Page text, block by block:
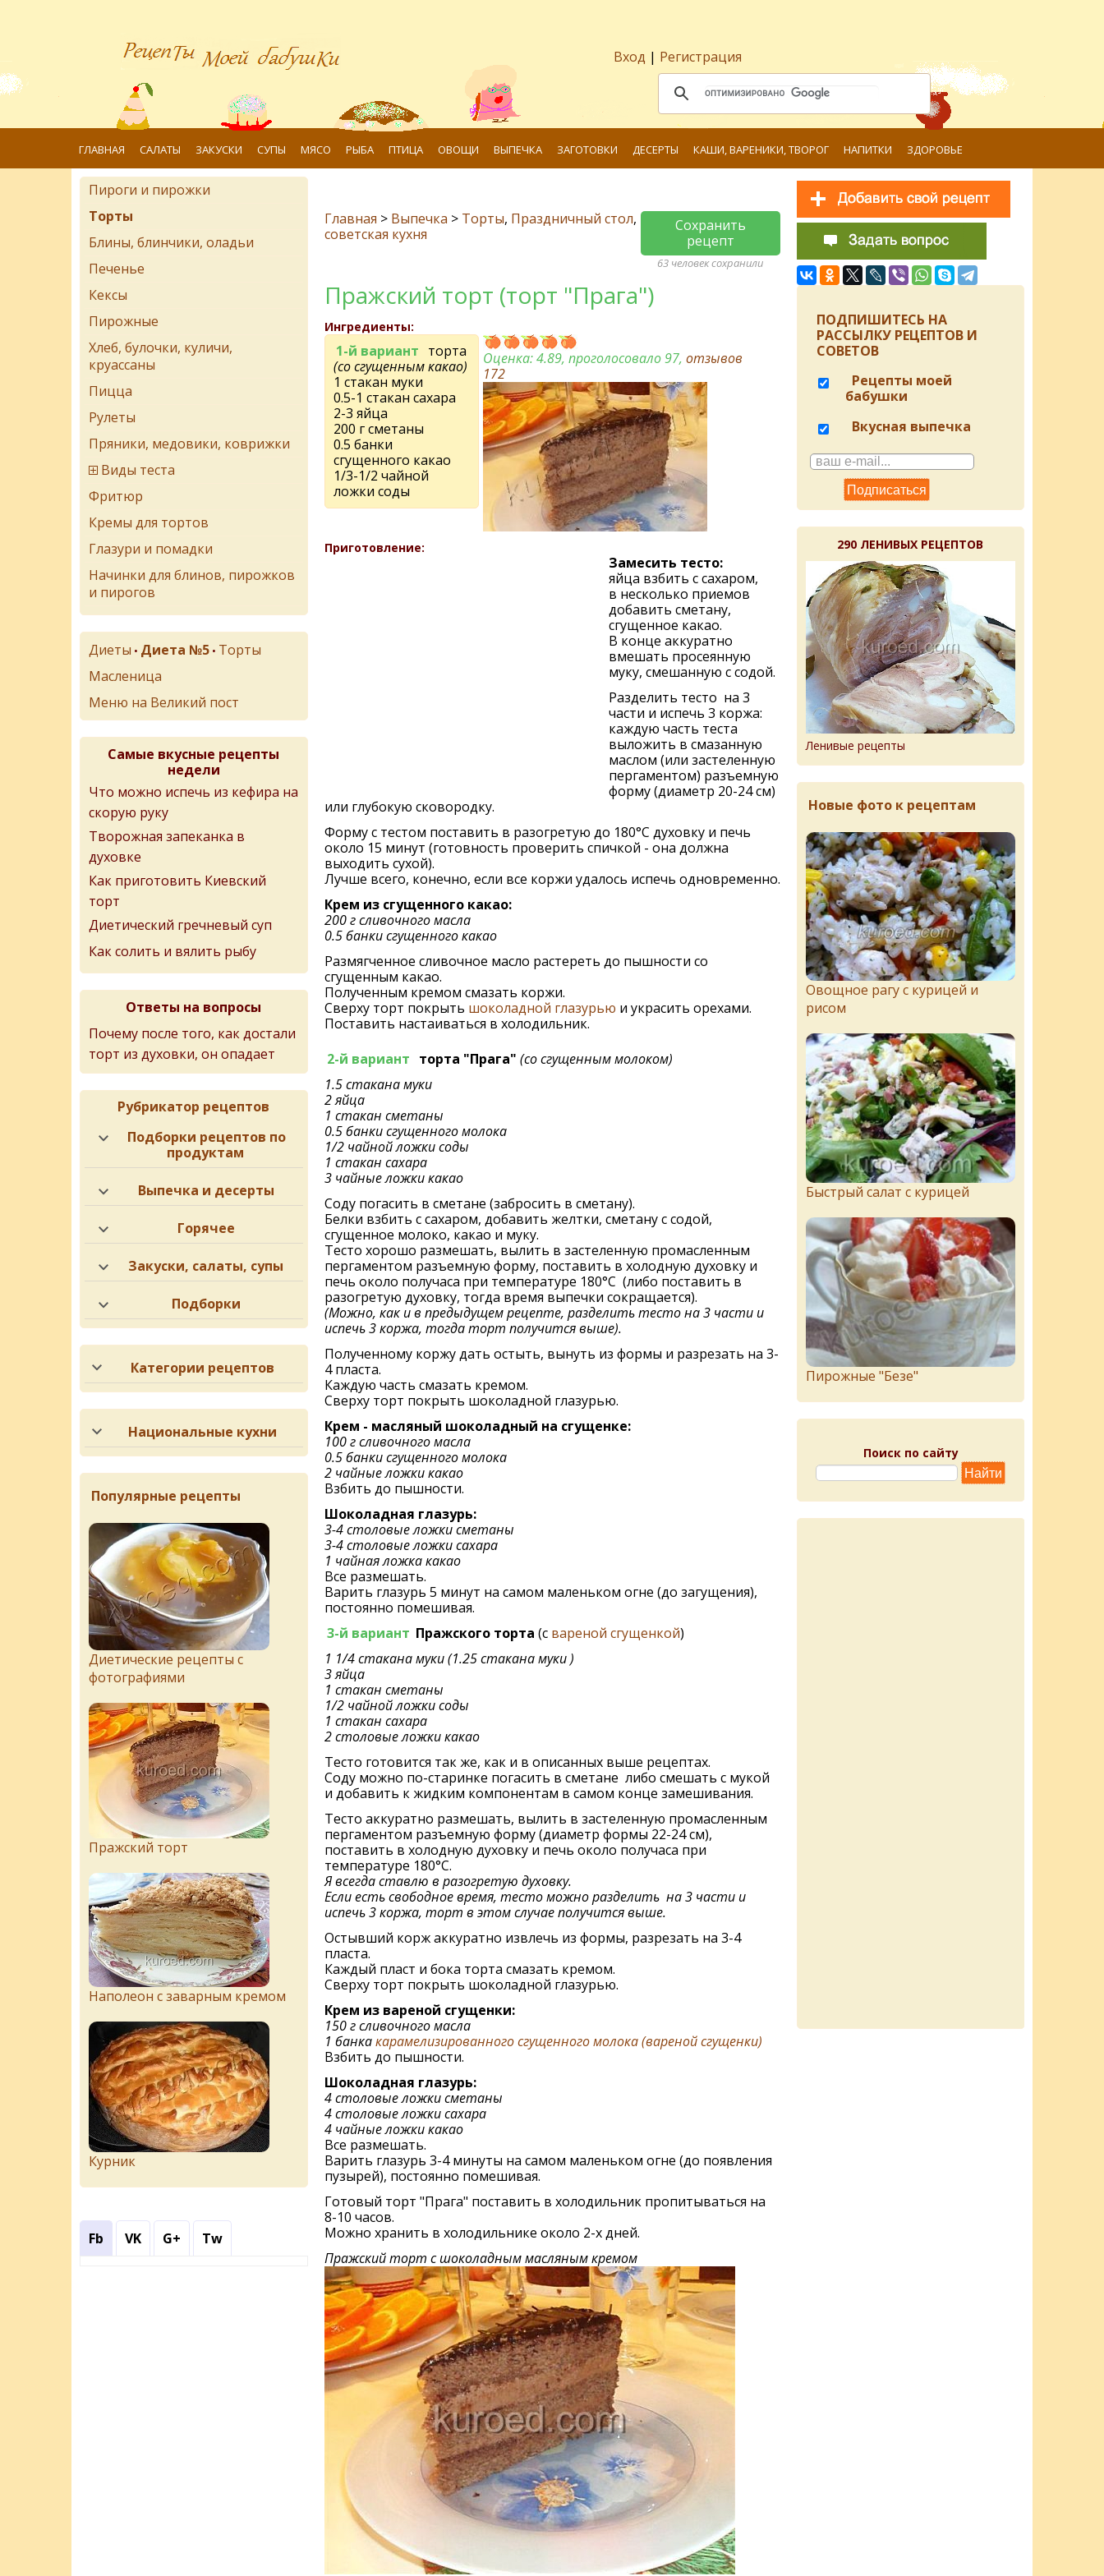
Вход | Регистрация
ГЛАВНАЯ САЛАТЫ ЗАКУСКИ СУПЫ МЯСО РЫБА ПТИЦА ОВОЩИ ВЫПЕЧКА ЗАГОТОВКИ ДЕСЕРТЫ КАШИ, ВАРЕНИКИ, ТВОРОГ НАПИТКИ ЗДОРОВЬЕ
Главная > Выпечка > Торты, Праздничный стол,
советская кухня
Сохранить
рецепт
63 человек сохранили
Пражский торт (торт "Прага")
Ингредиенты:
1-й вариант торта
(со сгущенным какао)
1 стакан муки
0.5-1 стакан сахара
2-3 яйца
200 г сметаны
0.5 банки
сгущенного какао
1/3-1/2 чайной
ложки соды
Оценка:4.89, проголосовало 97,отзывов
172
Приготовление:
Замесить тесто:
яйца взбить с сахаром,
в несколько приемов
добавить сметану,
сгущенное какао.
В конце аккуратно
вмешать просеянную
муку, смешанную с содой.
Разделить тесто на 3
части и испечь 3 коржа:
каждую часть теста
выложить в смазанную
маслом (или застеленную
пергаментом) разъемную
форму (диаметр 20-24 см)
или глубокую сковородку.
Форму с тестом поставить в разогретую до 180°C духовку и печь
около 15 минут (готовность проверить спичкой - она должна
выходить сухой).
Лучше всего, конечно, если все коржи удалось испечь одновременно.
Крем из сгущенного какао:
200 г сливочного масла
0.5 банки сгущенного какао
Размягченное сливочное масло растереть до пышности со
сгущенным какао.
Полученным кремом смазать коржи.
Сверху торт покрыть шоколадной глазурью и украсить орехами.
Поставить настаиваться в холодильник.
2-й вариант торта "Прага" (со сгущенным молоком)
1.5 стакана муки
2 яйца
1 стакан сметаны
0.5 банки сгущенного молока
1/2 чайной ложки соды
1 стакан сахара
3 чайные ложки какао
Соду погасить в сметане (забросить в сметану).
Белки взбить с сахаром, добавить желтки, сметану с содой,
сгущенное молоко, какао и муку.
Тесто хорошо размешать, вылить в застеленную промасленным
пергаментом разъемную форму, поставить в холодную духовку и
печь около получаса при температуре 180°C (либо поставить в
разогретую духовку, тогда время выпечки сокращается).
(Можно, как и в предыдущем рецепте, разделить тесто на 3 части и
испечь 3 коржа, тогда торт получится выше).
Полученному коржу дать остыть, вынуть из формы и разрезать на 3-
4 пласта.
Каждую часть смазать кремом.
Сверху торт покрыть шоколадной глазурью.
Крем - масляный шоколадный на сгущенке:
100 г сливочного масла
0.5 банки сгущенного молока
2 чайные ложки какао
Взбить до пышности.
Шоколадная глазурь:
3-4 столовые ложки сметаны
3-4 столовые ложки сахара
1 чайная ложка какао
Все размешать.
Варить глазурь 5 минут на самом маленьком огне (до загущения),
постоянно помешивая.
3-й вариант Пражского торта (с вареной сгущенкой)
1 1/4 стакана муки (1.25 стакана муки )
3 яйца
1 стакан сметаны
1/2 чайной ложки соды
1 стакан сахара
2 столовые ложки какао
Тесто готовится так же, как и в описанных выше рецептах.
Соду можно по-старинке погасить в сметане либо смешать с мукой
и добавить к жидким компонентам в самом конце замешивания.
Тесто аккуратно размешать, вылить в застеленную промасленным
пергаментом разъемную форму (диаметр формы 22-24 см),
поставить в холодную духовку и печь около получаса при
температуре 180°C.
Я всегда ставлю в разогретую духовку.
Если есть свободное время, тесто можно разделить на 3 части и
испечь 3 коржа, торт в этом случае получится выше.
Остывший корж аккуратно извлечь из формы, разрезать на 3-4
пласта.
Каждый пласт и бока торта смазать кремом.
Сверху торт покрыть шоколадной глазурью.
Крем из вареной сгущенки:
150 г сливочного масла
1 банкакарамелизированного сгущенного молока (вареной сгущенки)
Взбить до пышности.
Шоколадная глазурь:
4 столовые ложки сметаны
4 столовые ложки сахара
4 чайные ложки какао
Все размешать.
Варить глазурь 3-4 минуты на самом маленьком огне (до появления
пузырей), постоянно помешивая.
Готовый торт "Прага" поставить в холодильник пропитываться на
8-10 часов.
Можно хранить в холодильнике около 2-х дней.
Пражский торт с шоколадным масляным кремом
Пироги и пирожки
Торты
Блины, блинчики, оладьи
Печенье
Кексы
Пирожные
Хлеб, булочки, куличи,
круассаны
Пицца
Рулеты
Пряники, медовики, коврижки
Виды теста
Фритюр
Кремы для тортов
Глазури и помадки
Начинки для блинов, пирожков
и пирогов
Диеты • Диета №5 • Торты
Масленица
Меню на Великий пост
Самые вкусные рецепты
недели
Что можно испечь из кефира на
скорую руку
Творожная запеканка в
духовке
Как приготовить Киевский
торт
Диетический гречневый суп
Как солить и вялить рыбу
Ответы на вопросы
Почему после того, как достали
торт из духовки, он опадает
Рубрикатор рецептов
Подборки рецептов по
продуктам
Выпечка и десерты
Горячее
Закуски, салаты, супы
Подборки
Категории рецептов
Национальные кухни
Популярные рецепты
Диетические рецепты с
фотографиями
Пражский торт
Наполеон с заварным кремом
Курник
Fb VK G+ Tw
ПОДПИШИТЕСЬ НА
РАССЫЛКУ РЕЦЕПТОВ И
СОВЕТОВ
Рецепты моей
бабушки
Вкусная выпечка
290 ЛЕНИВЫХ РЕЦЕПТОВ
Ленивые рецепты
Новые фото к рецептам
Овощное рагу с курицей и
рисом
Быстрый салат с курицей
Пирожныe "Бeзe"
Поиск по сайту